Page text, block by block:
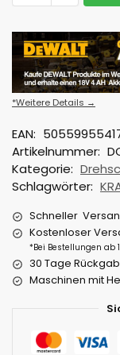
*Weitere Details →
EAN:
Artikelnummer:
Kategorie:
Schlagwörter:
Schneller
Kostenloser
*Bei Bestellungen ab
30 Tage
Maschinen mit